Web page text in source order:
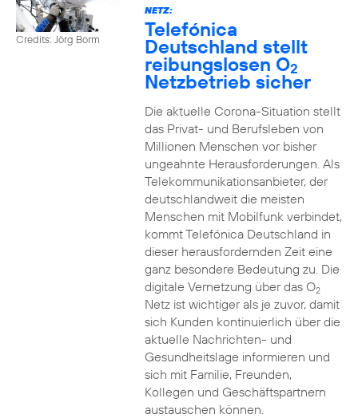
Credits: Jörg Borm
NETZ:
Telefónica
Deutschland stellt
reibungslosen O2
Netzbetrieb sicher
Die aktuelle Corona-Situation stellt
das Privat- und Berufsleben von
Millionen Menschen vor bisher
ungeahnte Herausforderungen. Als
Telekommunikationsanbieter, der
deutschlandweit die meisten
Menschen mit Mobilfunk verbindet,
kommt Telefónica Deutschland in
dieser herausfordernden Zeit eine
ganz besondere Bedeutung zu. Die
digitale Vernetzung über das O2
Netz ist wichtiger als je zuvor, damit
sich Kunden kontinuierlich über die
aktuelle Nachrichten- und
Gesundheitslage informieren und
sich mit Familie, Freunden,
Kollegen und Geschäftspartnern
austauschen können.